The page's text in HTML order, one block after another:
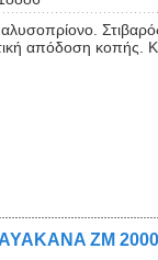
απόδοση
ZM